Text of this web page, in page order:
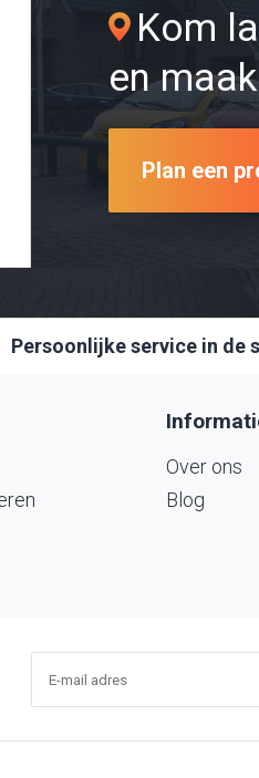
Kom
en
Plan een
Persoonlijke service in de
Over ons
Blog